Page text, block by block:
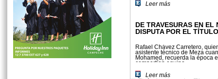
Leer más
DE TRAVESURAS EN EL
DISPUTA POR EL TÍTULO
Rafael Chávez Carretero,
asistente técnico de Meza
Mohamed, recuerda la época
compartían equipo.
Leer más